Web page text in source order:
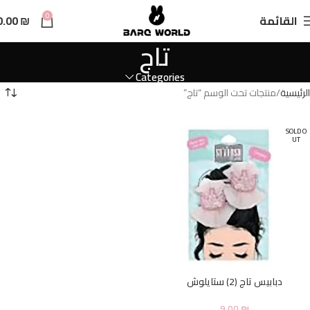
القائمة 0
₪
تاج
Categories
الرئيسية منتجات تحت الوسم “تاج”
SOLD O
UT
دبابيس تاج (2) ستايلوش